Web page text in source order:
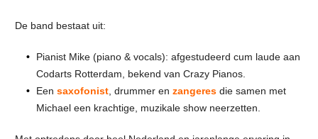
De band bestaat uit:
Pianist Mike (piano & vocals): afgestudeerd cum laude aan
Codarts Rotterdam, bekend van Crazy Pianos.
Een saxofonist , drummer en zangeres die samen met
Michael een krachtige, muzikale show neerzetten.